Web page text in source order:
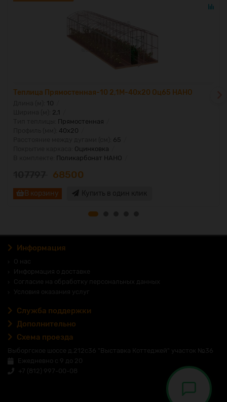
Теплица Прямостенная-10 2,1М-40х20 Оц65 НАНО
10
2,1
Прямостенная
40x20
65
Оцинковка
Поликарбонат НАНО
68500
В корзину Купить в один клик
Информация
О нас
Информация о доставке
Согласие на обработку персональных данных
Условия оказания услуг
Служба поддержки
Дополнительно
Схема проезда
Выборгское шоссе д.212с36 "Выставка Коттеджей" участок №36
Ежедневно с 9 до 20
+7 (812) 997-00-08